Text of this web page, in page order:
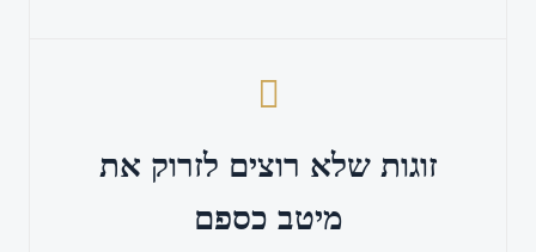
זוגות שלא רוצים לזרוק את
מיטב כספם